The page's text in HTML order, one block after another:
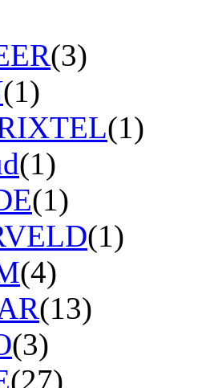
(3)
(1)
(1)
(1)
(1)
(1)
(4)
(13)
(3)
(27)